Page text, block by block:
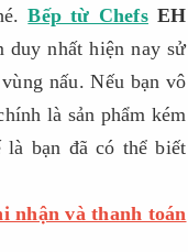
Bếp từ ChefsEH
duy nhất hiện nay sử
nấu. Nếu bạn vô
là sản phẩm kém
bạn đã có thể biết
nhận và thanh toán